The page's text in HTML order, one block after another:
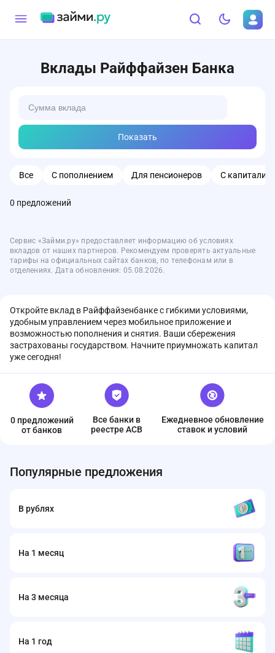
Вклады Райффайзен Банка
Показать
Все С пополнением Для пенсионеров С
0 предложений
Сервис «Займи.ру» предоставляет информацию об условиях
вкладов от наших партнеров. Рекомендуем проверять актуальные
тарифы на официальных сайтах банков, по телефонам или в
отделениях. Дата обновления: 05.08.2026.
Откройте вклад в Райффайзенбанке с гибкими условиями,
удобным управлением через мобильное приложение и
возможностью пополнения и снятия. Ваши сбережения
застрахованы государством. Начните приумножать капитал
уже сегодня!
0 предложений
от банков
Все банки в
реестре ACB
Ежедневное обновление
ставок и условий
Популярные предложения
В рублях
На 1 месяц
На 3 месяца
На 1 год